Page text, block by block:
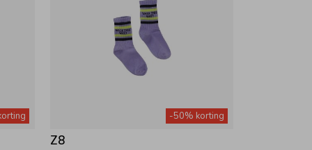
-50% korting
Z8